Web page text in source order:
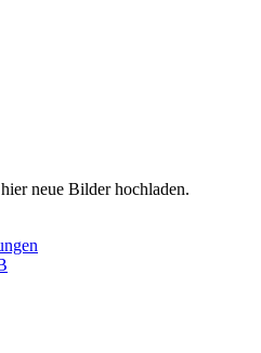
neue Bilder hochladen.